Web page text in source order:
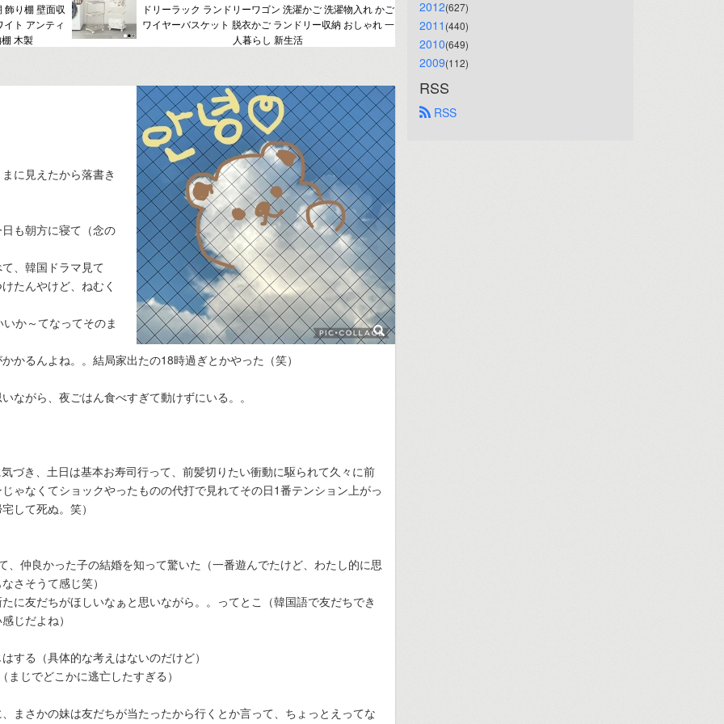
飾り棚 壁面収
ト アンティ
木製
ドリーラック ランドリーワゴン 洗濯かご 洗濯物入れ かご
ワイヤーバスケット 脱衣かご ランドリー収納 おしゃれ 一
人暮らし 新生活
に見えたから落書き
も朝方に寝て（念の
、韓国ドラマ見て
たんやけど、ねむく
か～てなってそのま
かるんよね。。結局家出たの18時過ぎとかやった（笑）
ながら、夜ごはん食べすぎて動けずにいる。。
づき、土日は基本お寿司行って、前髪切りたい衝動に駆られて久々に前
ゃなくてショックやったものの代打で見れてその日1番テンション上がっ
して死ぬ。笑）
仲良かった子の結婚を知って驚いた（一番遊んでたけど、わたし的に思
さそうて感じ笑）
に友だちがほしいなぁと思いながら。。ってとこ（韓国語で友だちでき
じだよね）
する（具体的な考えはないのだけど）
じでどこかに逃亡したすぎる）
まさかの妹は友だちが当たったから行くとか言って、ちょっとえってな
2012(627)
2011 (440)
2010(649)
2009(112)
RSS
RSS